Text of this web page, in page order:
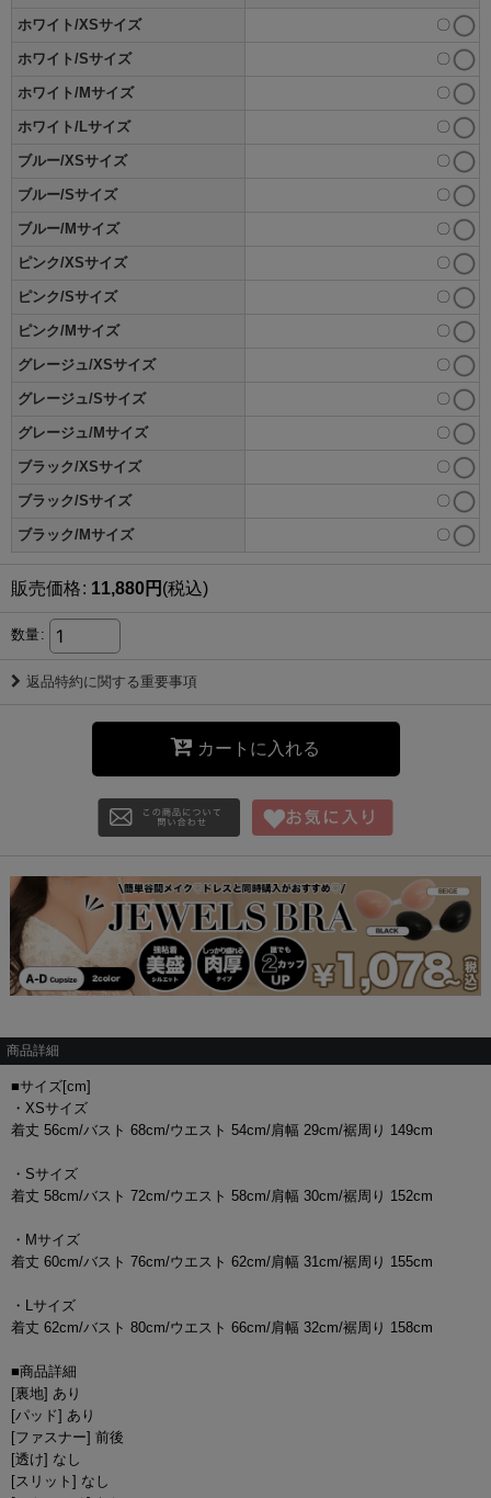
ホワイト/XSサイズ 〇
ホワイト/Sサイズ 〇
ホワイト/Mサイズ 〇
ホワイト/Lサイズ 〇
ブルー/XSサイズ 〇
ブルー/Sサイズ 〇
ブルー/Mサイズ 〇
ピンク/XSサイズ 〇
ピンク/Sサイズ 〇
ピンク/Mサイズ 〇
グレージュ/XSサイズ 〇
グレージュ/Sサイズ 〇
グレージュ/Mサイズ 〇
ブラック/XSサイズ 〇
ブラック/Sサイズ 〇
ブラック/Mサイズ 〇
販売価格: 11,880円 (税込)
数量:
返品特約に関する重要事項
カートに入れる
商品詳細
■サイズ[cm]
・XSサイズ
着丈 56cm/バスト 68cm/ウエスト 54cm/肩幅 29cm/裾周り 149cm
・Sサイズ
着丈 58cm/バスト 72cm/ウエスト 58cm/肩幅 30cm/裾周り 152cm
・Mサイズ
着丈 60cm/バスト 76cm/ウエスト 62cm/肩幅 31cm/裾周り 155cm
・Lサイズ
着丈 62cm/バスト 80cm/ウエスト 66cm/肩幅 32cm/裾周り 158cm
■商品詳細
[裏地] あり
[パッド] あり
[ファスナー] 前後
[透け] なし
[スリット] なし